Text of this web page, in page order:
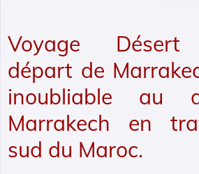
Voyage Désert
départ de
inoubliable au
Marrakech en
sud du Maroc.